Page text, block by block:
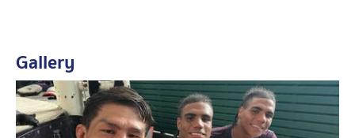
ดูคลิป ONE Fight Night 32 วันที่ 7 พฤษภาคม 2568 คู่ โย
ฮัน เอสตูปินาน vs ทาอิกิ นาอิโตะ
Gallery